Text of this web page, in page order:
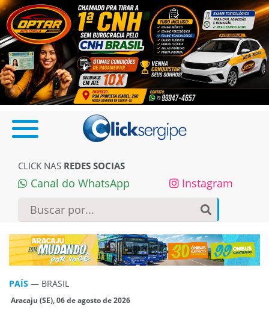
CLICK NAS REDES SOCIAS
Canal do WhatsApp Instagram
PAÍS — BRASIL
Aracaju (SE), 06 de agosto de 2026